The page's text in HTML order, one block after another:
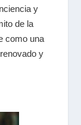
y
de la
como una
y